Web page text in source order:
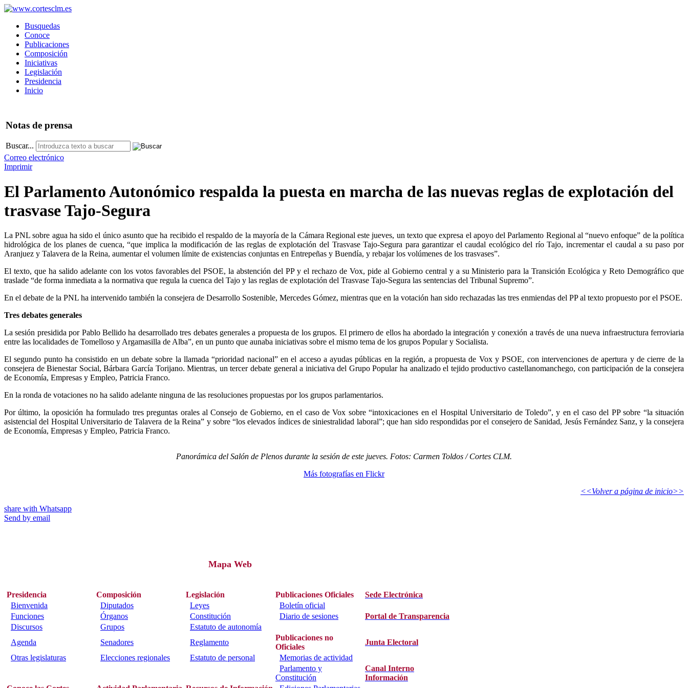
Busquedas
Conoce
Publicaciones
Composición
Iniciativas
Legislación
Presidencia
Inicio
Notas de prensa
Buscar...
Correo electrónico
Imprimir
El Parlamento Autonómico respalda la puesta en marcha de las nuevas reglas de explotación del
trasvase Tajo-Segura
La PNL sobre agua ha sido el único asunto que ha recibido el respaldo de la mayoría de la Cámara Regional este jueves, un texto que expresa el apoyo del Parlamento Regional al “nuevo enfoque” de la política
hidrológica de los planes de cuenca, “que implica la modificación de las reglas de explotación del Trasvase Tajo-Segura para garantizar el caudal ecológico del río Tajo, incrementar el caudal a su paso por
Aranjuez y Talavera de la Reina, aumentar el volumen límite de existencias conjuntas en Entrepeñas y Buendía, y rebajar los volúmenes de los trasvases”.
El texto, que ha salido adelante con los votos favorables del PSOE, la abstención del PP y el rechazo de Vox, pide al Gobierno central y a su Ministerio para la Transición Ecológica y Reto Demográfico que
traslade “de forma inmediata a la normativa que regula la cuenca del Tajo y las reglas de explotación del Trasvase Tajo-Segura las sentencias del Tribunal Supremo”.
En el debate de la PNL ha intervenido también la consejera de Desarrollo Sostenible, Mercedes Gómez, mientras que en la votación han sido rechazadas las tres enmiendas del PP al texto propuesto por el PSOE.
Tres debates generales
La sesión presidida por Pablo Bellido ha desarrollado tres debates generales a propuesta de los grupos. El primero de ellos ha abordado la integración y conexión a través de una nueva infraestructura ferroviaria
entre las localidades de Tomelloso y Argamasilla de Alba”, en un punto que aunaba iniciativas sobre el mismo tema de los grupos Popular y Socialista.
El segundo punto ha consistido en un debate sobre la llamada “prioridad nacional” en el acceso a ayudas públicas en la región, a propuesta de Vox y PSOE, con intervenciones de apertura y de cierre de la
consejera de Bienestar Social, Bárbara García Torijano. Mientras, un tercer debate general a iniciativa del Grupo Popular ha analizado el tejido productivo castellanomanchego, con participación de la consejera
de Economía, Empresas y Empleo, Patricia Franco.
En la ronda de votaciones no ha salido adelante ninguna de las resoluciones propuestas por los grupos parlamentarios.
Por último, la oposición ha formulado tres preguntas orales al Consejo de Gobierno, en el caso de Vox sobre “intoxicaciones en el Hospital Universitario de Toledo”, y en el caso del PP sobre “la situación
asistencial del Hospital Universitario de Talavera de la Reina” y sobre “los elevados índices de siniestralidad laboral”; que han sido respondidas por el consejero de Sanidad, Jesús Fernández Sanz, y la consejera
de Economía, Empresas y Empleo, Patricia Franco.
Panorámica del Salón de Plenos durante la sesión de este jueves. Fotos: Carmen Toldos / Cortes CLM.
Más fotografías en Flickr
<<Volver a página de inicio>>
share with Whatsapp
Send by email
Mapa Web
Presidencia Composición Legislación Publicaciones Oficiales
Sede Electrónica
Bienvenida
Diputados Leyes
Boletín oficial
Funciones
Órganos Constitución Diario de sesiones
Portal de Transparencia
Discursos
Grupos
Estatuto de autonomía
Agenda
Senadores Reglamento
Publicaciones no
Oficiales
Junta Electoral
Otras legislaturas
Elecciones regionales Estatuto de personal
Memorias de actividad
Parlamento y
Constitución
Canal Interno
Información